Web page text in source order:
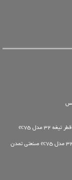
چرخ گوشت الکتروکار طرح امگا قطر تیغه 32 مدل ec75
چرخ گوشت الکتروکار طرح امگا قطر تیغه 32 مدل ec75 صنعتی تمدن